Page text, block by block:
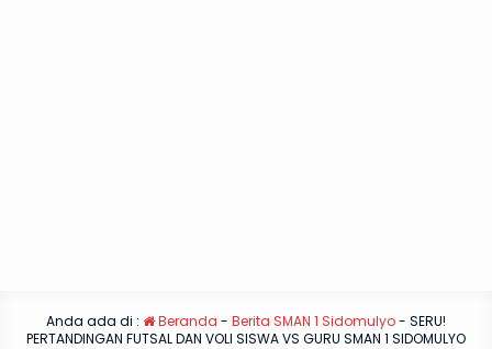
Anda ada di : Beranda - Berita SMAN 1 Sidomulyo- SERU!
PERTANDINGAN FUTSAL DAN VOLI SISWA VS GURU SMAN 1 SIDOMULYO